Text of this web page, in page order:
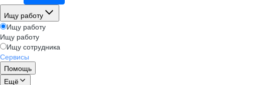
Ищу работу
Ищу работу
Ищу работу
Ищу сотрудника
Сервисы
Помощь
Ещё